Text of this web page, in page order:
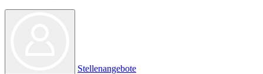
Stellenangebote